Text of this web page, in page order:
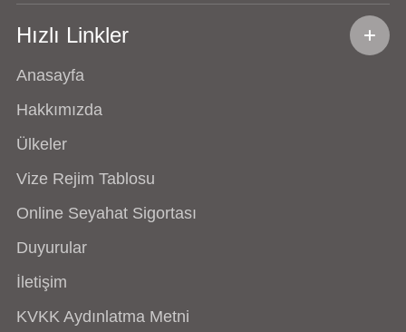
Hızlı Linkler
Anasayfa
Hakkımızda
Ülkeler
Vize Rejim Tablosu
Online Seyahat Sigortası
Duyurular
İletişim
KVKK Aydınlatma Metni